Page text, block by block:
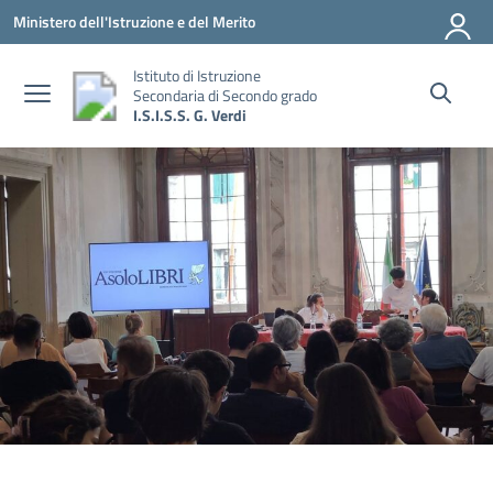
Vai ai contenuti
Vai al menu di navigazione
Vai al footer
Ministero dell'Istruzione e del Merito
Istituto di Istruzione
Secondaria di Secondo grado
I.S.I.S.S. G. Verdi